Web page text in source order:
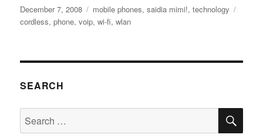
Posted
on
December 7, 2008 Categories
mobile phones,saidia mimi!,technology
cordless,phone,voip,wi-fi,wlan
SEARCH
Search
for: